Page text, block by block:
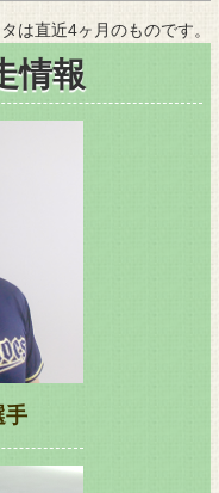
は直近4ヶ月のものです。
情報